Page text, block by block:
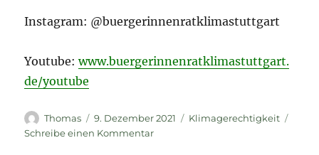
Instagram: @buergerinnenratklimastuttgart
Youtube:www.buergerinnenratklimastuttgart.
de/youtube
Autor
Thomas
Veröffentlicht
am
9. Dezember 2021 Kategorien
Klimagerechtigkeit
Schreibe einen Kommentarzu